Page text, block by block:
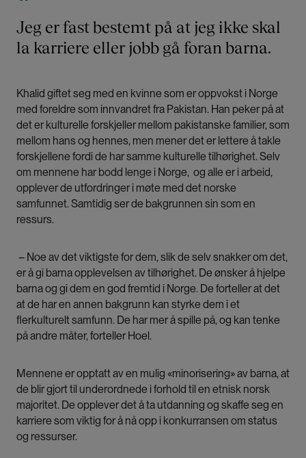
Jeg er fast bestemt på at jeg ikke skal
la karriere eller jobb gå foran barna.
Khalid giftet seg med en kvinne som er oppvokst i Norge
med foreldre som innvandret fra Pakistan. Han peker på at
det er kulturelle forskjeller mellom pakistanske familier, som
mellom hans og hennes, men mener det er lettere å takle
forskjellene fordi de har samme kulturelle tilhørighet. Selv
om mennene har bodd lenge i Norge, og alle er i arbeid,
opplever de utfordringer i møte med det norske
samfunnet. Samtidig ser de bakgrunnen sin som en
ressurs.
– Noe av det viktigste for dem, slik de selv snakker om det,
er å gi barna opplevelsen av tilhørighet. De ønsker å hjelpe
barna og gi dem en god fremtid i Norge. De forteller at det
at de har en annen bakgrunn kan styrke dem i et
flerkulturelt samfunn. De har mer å spille på, og kan tenke
på andre måter, forteller Hoel.
Mennene er opptatt av en mulig «minorisering» av barna, at
de blir gjort til underordnede i forhold til en etnisk norsk
majoritet. De opplever det å ta utdanning og skaffe seg en
karriere som viktig for å nå opp i konkurransen om status
og ressurser.